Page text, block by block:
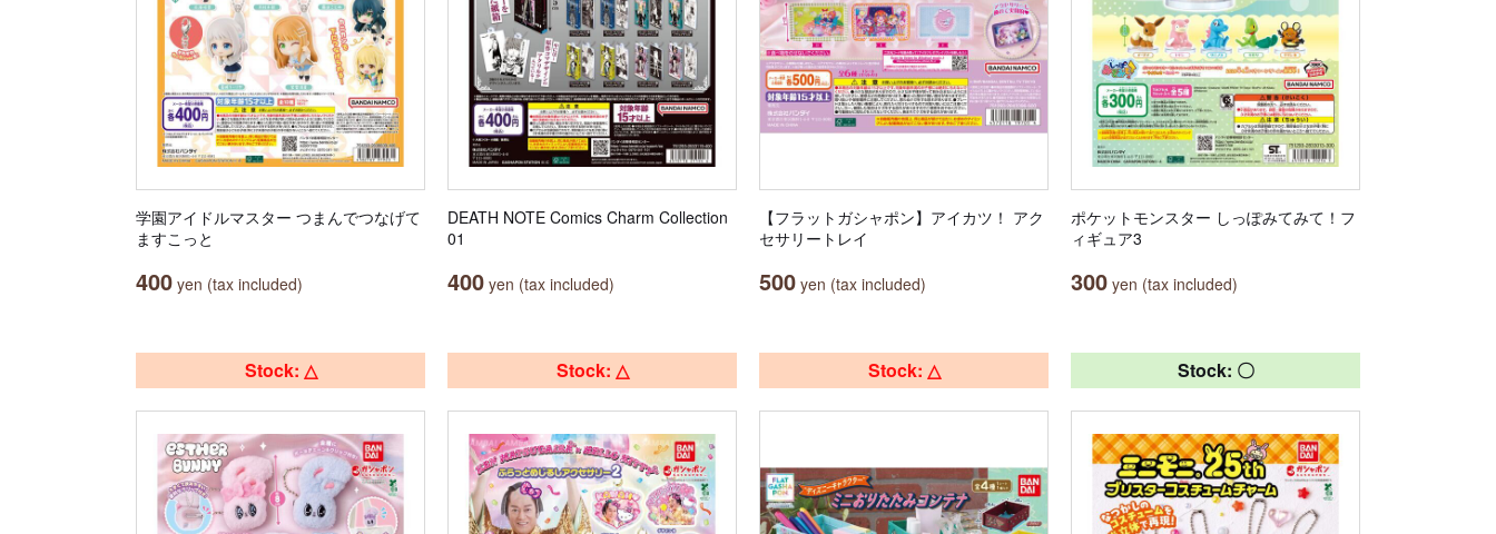
学園アイドルマスター つまんでつなげて
ますこっと
400 yen (tax included)
DEATH NOTE Comics Charm Collection
01
400 yen (tax included)
【フラットガシャポン】アイカツ！ アク
セサリートレイ
500 yen (tax included)
ポケットモンスター しっぽみてみて！フ
ィギュア3
300 yen (tax included)
Stock: △ Stock: △ Stock: △ Stock: 〇